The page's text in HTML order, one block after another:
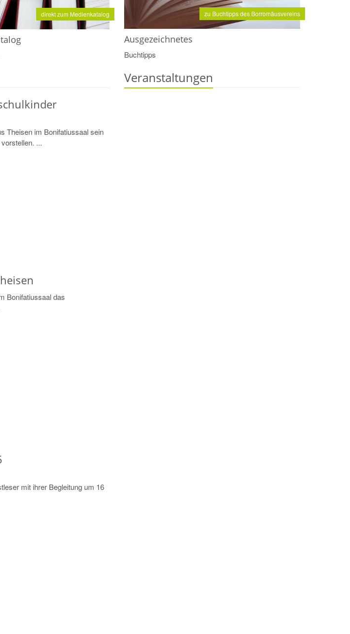
direkt zum Medienkatalog zu Buchtipps des Borromäusvereins
Ausgezeichnetes
Buchtipps
Theisen im Bonifatiussaal sein
...
Bonifatiussaal das
mit ihrer Begleitung um 16
Veranstaltungen